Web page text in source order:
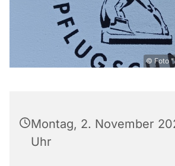
© Foto
Montag, 2. November
Uhr